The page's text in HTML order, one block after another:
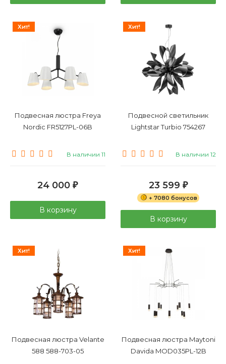
Хит!
Подвесная люстра Freya
Nordic FR5127PL-06B
В наличии 11
24 000 ₽
В корзину
Хит!
Подвесной светильник
Lightstar Turbio 754267
В наличии 12
23 599 ₽
+ 7080 бонусов
В корзину
Хит!
Подвесная люстра Velante
588 588-703-05
Хит!
Подвесная люстра Maytoni
Davida MOD035PL-12B